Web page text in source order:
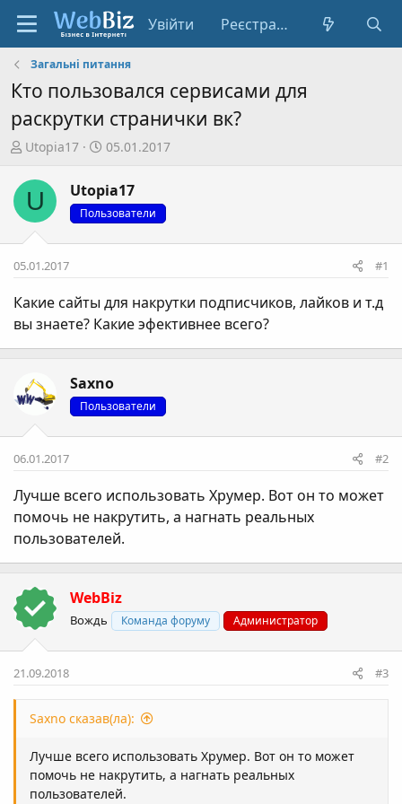
Увійти Реєстрація
Загальні питання
Кто пользовался сервисами для
раскрутки странички вк?
А
т
о
р
т
е
и
Utopia17
Д
т
а
с
т
р
е
н
н
05.01.2017
U Utopia17
Пользователи
05.01.2017 #1
Какие сайты для накрутки подписчиков, лайков и т.д
вы знаете? Какие эфективнее всего?
Saxno
Пользователи
06.01.2017 #2
Лучше всего использовать Хрумер. Вот он то может
помочь не накрутить, а нагнать реальных
пользователей.
WebBiz
Вождь Команда форуму Администратор
21.09.2018 #3
Saxno сказав(ла):
Лучше всего использовать Хрумер. Вот он то может
помочь не накрутить, а нагнать реальных
пользователей.